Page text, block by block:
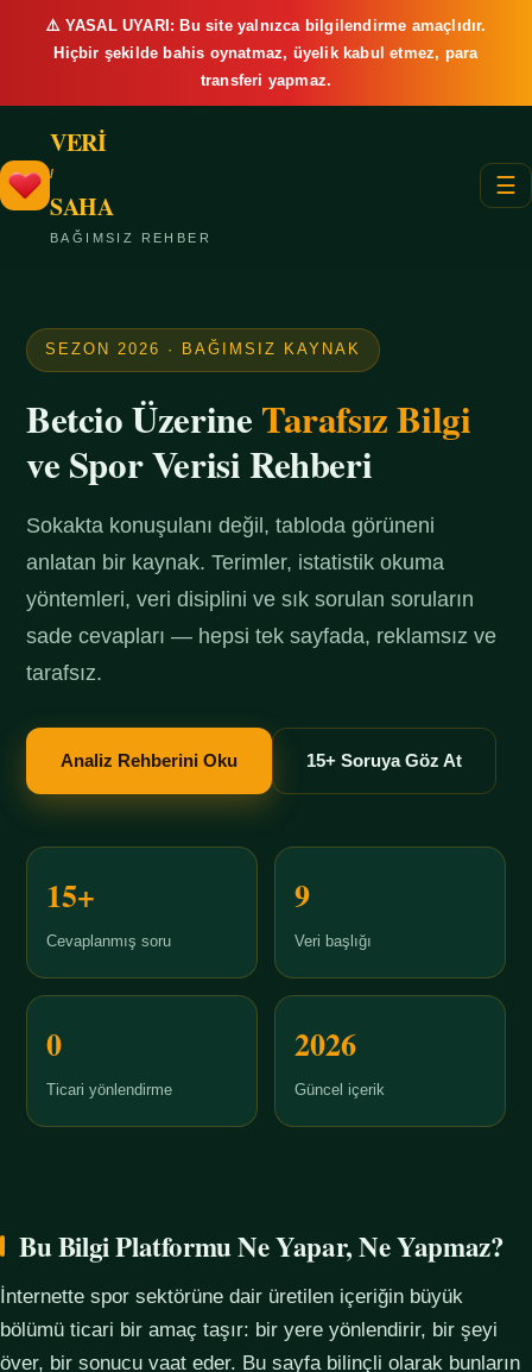
⚠️ YASAL UYARI: Bu site yalnızca bilgilendirme amaçlıdır.
Hiçbir şekilde bahis oynatmaz, üyelik kabul etmez, para
transferi yapmaz.
VERİ
/
SAHA
BAĞIMSIZ REHBER
☰
SEZON 2026 · BAĞIMSIZ KAYNAK
Betcio ÜzerineTarafsız Bilgi
ve Spor Verisi Rehberi
Sokakta konuşulanı değil, tabloda görüneni
anlatan bir kaynak. Terimler, istatistik okuma
yöntemleri, veri disiplini ve sık sorulan soruların
sade cevapları — hepsi tek sayfada, reklamsız ve
tarafsız.
Analiz Rehberini Oku 15+ Soruya Göz At
15+
Cevaplanmış soru
9
Veri başlığı
0
Ticari yönlendirme
2026
Güncel içerik
Bu Bilgi Platformu Ne Yapar, Ne Yapmaz?
İnternette spor sektörüne dair üretilen içeriğin büyük
bölümü ticari bir amaç taşır: bir yere yönlendirir, bir şeyi
över, bir sonucu vaat eder. Bu sayfa bilinçli olarak bunların